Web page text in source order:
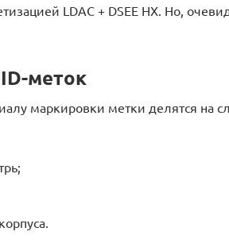
LDAC + DSEE HX. Но,
меток
маркировки метки делятся на